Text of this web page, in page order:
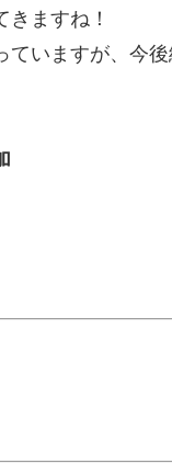
ますね！
ていますが、今